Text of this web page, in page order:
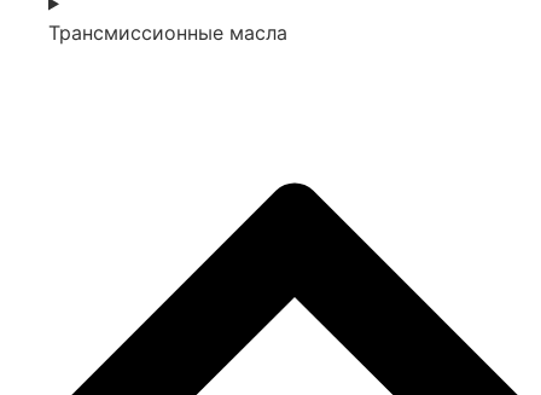
Трансмиссионные масла